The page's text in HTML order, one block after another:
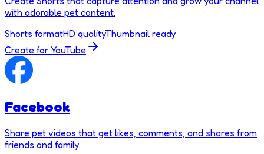
with adorable pet content.
Shorts formatHD qualityThumbnail ready
Create for YouTube
Facebook
Share pet videos that get likes, comments, and shares from
friends and family.